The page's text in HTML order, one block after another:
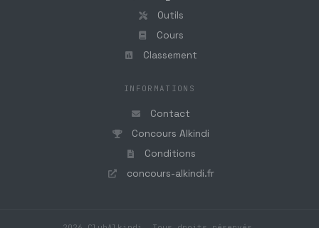
Outils
Cours
Classement
INFORMATIONS
Contact
Concours Alkindi
Conditions
concours-alkindi.fr